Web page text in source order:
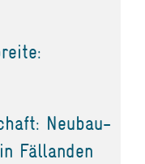
Neubau-
Fällanden